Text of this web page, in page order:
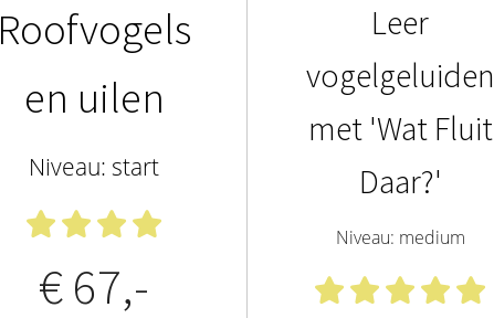
Roofvogels
en uilen
Niveau: start
€ 67,-
Leer
vogelgeluiden
met 'Wat Fluit
Daar?'
Niveau: medium